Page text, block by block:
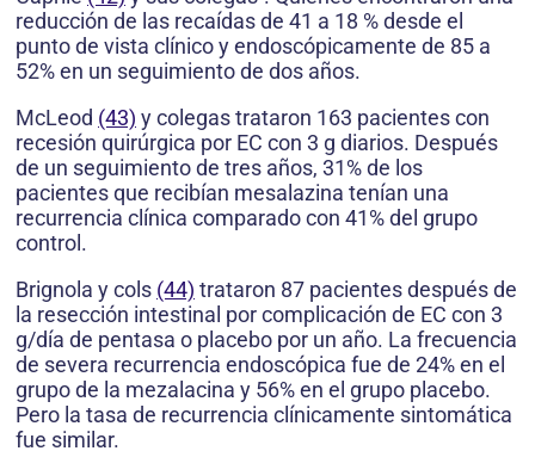
reducción de las recaídas de 41 a 18 % desde el
punto de vista clínico y endoscópicamente de 85 a
52% en un seguimiento de dos años.
McLeod (43) y colegas trataron 163 pacientes con
recesión quirúrgica por EC con 3 g diarios. Después
de un seguimiento de tres años, 31% de los
pacientes que recibían mesalazina tenían una
recurrencia clínica comparado con 41% del grupo
control.
Brignola y cols (44) trataron 87 pacientes después de
la resección intestinal por complicación de EC con 3
g/día de pentasa o placebo por un año. La frecuencia
de severa recurrencia endoscópica fue de 24% en el
grupo de la mezalacina y 56% en el grupo placebo.
Pero la tasa de recurrencia clínicamente sintomática
fue similar.